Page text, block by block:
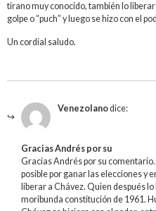
tirano muy conocido, también lo
golpe o “puch” y luego se hizo con el
Un cordial saludo.
Venezolanodice:
Gracias Andrés por su
Gracias Andrés por su
posible por ganar las elecciones y
liberar a Chávez. Quien después
moribunda constitución de 1961.